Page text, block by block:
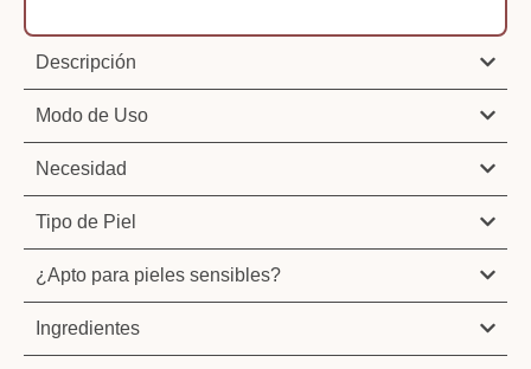
Descripción
Modo de Uso
Necesidad
Tipo de Piel
¿Apto para pieles sensibles?
Ingredientes